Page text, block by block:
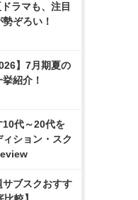
ラマも、注目
ぞろい！
】7月期夏の
紹介！
10代～20代を
ション・スク
ブスクおすす